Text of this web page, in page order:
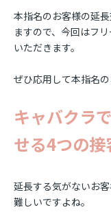
本指名のお客様の延
ますので、今回はフ
いただきます。
ぜひ応用して本指名
キャバクラ
せる4つの
延長する気がないお
難しいですよね。